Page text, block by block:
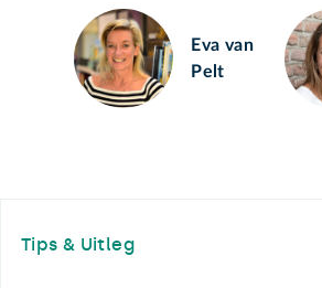
Eva van
Pelt
Tips & Uitleg